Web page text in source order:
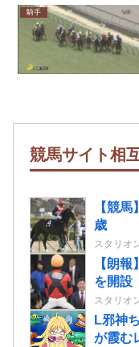
騎手
競馬サイト相
【競
歳
スタリオ
【朗
を開設
スタリオ
L邪神
が霞む